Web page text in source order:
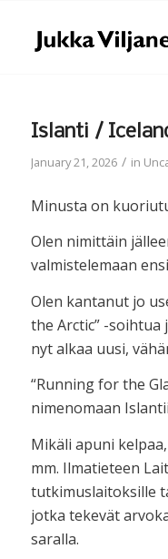
Islanti /
January 21, 2026 / in
Minusta on
Olen nimittäin
valmistelemaan
Olen kantanut jo
the Arctic” -
nyt alkaa uusi,
“Running for the
nimenomaan
Mikäli apuni
mm. Ilmatieteen
tutkimuslaitoksille
jotka tekevät
saralla.